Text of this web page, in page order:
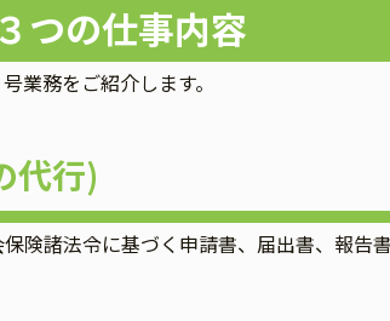
つの仕事内容
業務をご紹介します。
代行)
諸法令に基づく申請書、届出書、報告